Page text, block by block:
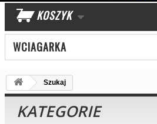
KOSZYK
Szukaj
KATEGORIE